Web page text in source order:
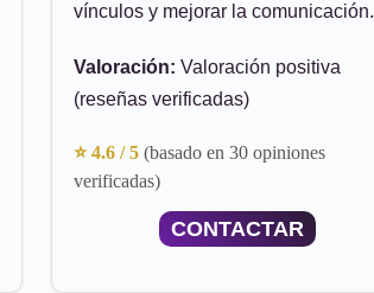
vínculos y mejorar la comunicación.
Valoración: Valoración positiva
(reseñas verificadas)
⭐ 4.6 / 5 (basado en 30 opiniones
verificadas)
CONTACTAR